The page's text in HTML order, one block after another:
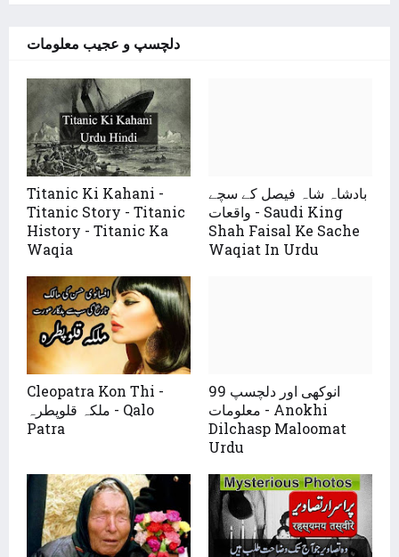
دلچسپ و عجیب معلومات
Titanic Ki Kahani -
Titanic Story - Titanic
History - Titanic Ka
Waqia
بادشاہ شاہ فیصل کے سچے
واقعات - Saudi King
Shah Faisal Ke Sache
Waqiat In Urdu
Cleopatra Kon Thi -
ملکہ قلوپطرہ - Qalo
Patra
99 انوکھی اور دلچسپ
معلومات - Anokhi
Dilchasp Maloomat
Urdu